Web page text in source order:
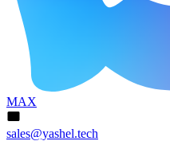
MAX
sales@yashel.tech